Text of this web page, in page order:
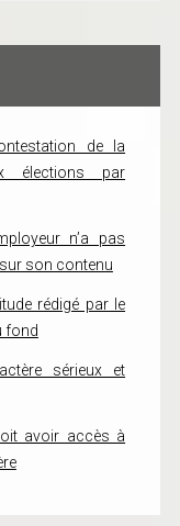
de la
élections par
n’a pas
son contenu
rédigé par le
fond
sérieux et
avoir accès à